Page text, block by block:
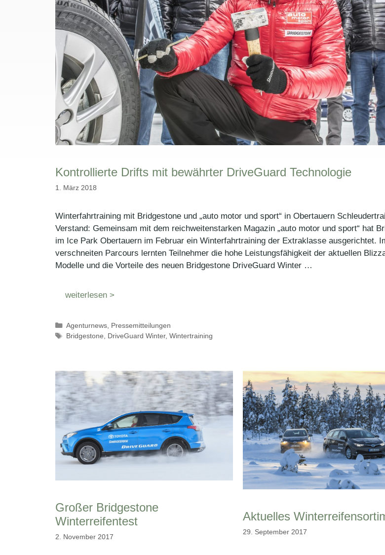
Kontrollierte Drifts mit bewährter DriveGuard Technologie
1. März 2018
Winterfahrtraining mit Bridgestone und „auto motor und sport“ in Obertauern
Verstand: Gemeinsam mit dem reichweitenstarken Magazin „auto motor und sport“ hat
im Ice Park Obertauern im Februar ein Winterfahrtraining der Extraklasse ausgerichtet.
verschneiten Parcours lernten Teilnehmer die hohe Leistungsfähigkeit der aktuellen
Modelle und die Vorteile des neuen Bridgestone DriveGuard Winter …
weiterlesen >
Kategorien
Agenturnews, Pressemitteilungen
Schlagwörter
Bridgestone DriveGuard Winter, Wintertraining
Großer Bridgestone
Winterreifentest
2. November 2017
Aktuelles
29. September 2017